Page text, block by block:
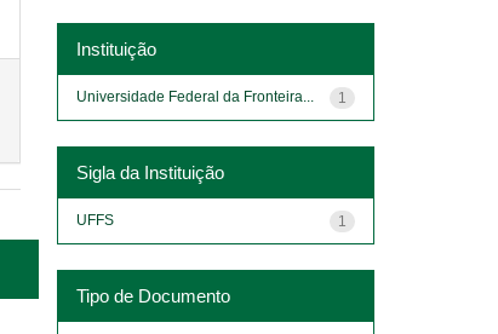
Instituição
1
Universidade Federal da Fronteira...
Sigla da Instituição
1
UFFS
Tipo de Documento